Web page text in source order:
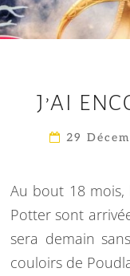
J’AI
29
Au bout 18 mois,
Potter sont
sera demain
couloirs de